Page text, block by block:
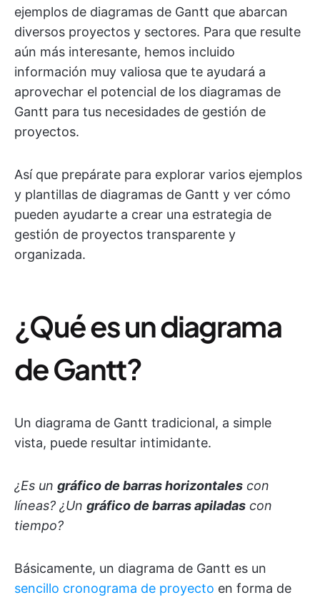
ejemplos de diagramas de Gantt que abarcan
diversos proyectos y sectores. Para que resulte
aún más interesante, hemos incluido
información muy valiosa que te ayudará a
aprovechar el potencial de los diagramas de
Gantt para tus necesidades de gestión de
proyectos.
Así que prepárate para explorar varios ejemplos
y plantillas de diagramas de Gantt y ver cómo
pueden ayudarte a crear una estrategia de
gestión de proyectos transparente y
organizada.
¿Qué es un diagrama
de Gantt?
Un diagrama de Gantt tradicional, a simple
vista, puede resultar intimidante.
¿Es un gráfico de barras horizontales con
líneas? ¿Un gráfico de barras apiladas con
tiempo?
Básicamente, un diagrama de Gantt es un
sencillo cronograma de proyecto en forma de